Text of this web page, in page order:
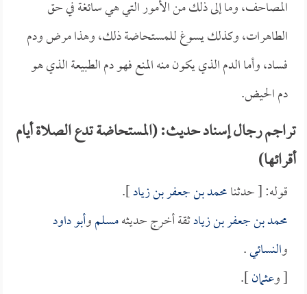
المصاحف، وما إلى ذلك من الأمور التي هي سائغة في حق
الطاهرات، وكذلك يسوغ للمستحاضة ذلك، وهذا مرض ودم
فساد، وأما الدم الذي يكون منه المنع فهو دم الطبيعة الذي هو
دم الحيض.
تراجم رجال إسناد حديث: (المستحاضة تدع الصلاة أيام
أقرائها)
قوله: [ حدثنامحمد بن جعفر بن زياد].
محمد بن جعفر بن زيادثقة أخرج حديثهمسلموأبو داود
والنسائي.
[ وعثمان].